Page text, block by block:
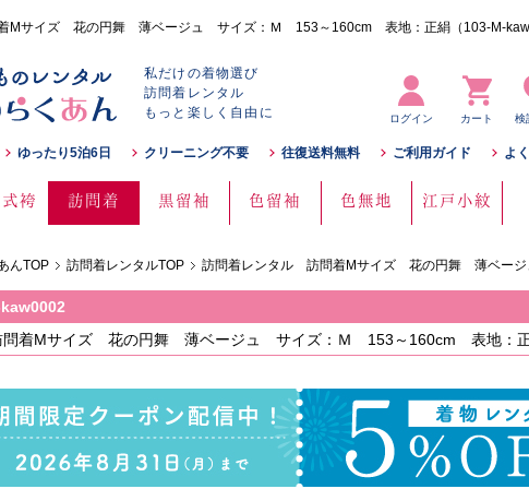
Mサイズ 花の円舞 薄ベージュ サイズ：Ｍ 153～160cm 表地：正絹（103-M-
私だけの着物選び
訪問着レンタル
もっと楽しく自由に
ログイン カート 検
ゆったり5泊6日 クリーニング不要 往復送料無料 ご利用ガイド よ
袴 訪問着 黒留袖 色留袖 色無地 江戸小紋
んTOP 訪問着レンタルTOP 訪問着レンタル 訪問着Mサイズ 花の円舞 薄ベージ
問着Mサイズ 花の円舞 薄ベージュ サイズ：Ｍ 153～160cm 表地：